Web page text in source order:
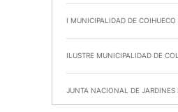
I MUNICIPALIDAD DE COIHUECO
ILUSTRE MUNICIPALIDAD DE
JUNTA NACIONAL DE JARDINES